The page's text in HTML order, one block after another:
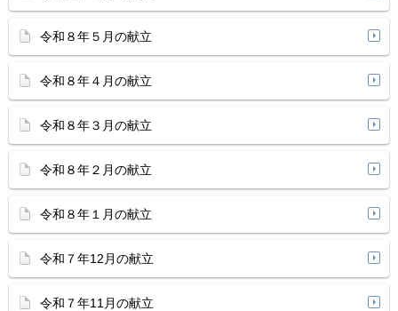
令和８年５月の献立
令和８年４月の献立
令和８年３月の献立
令和８年２月の献立
令和８年１月の献立
令和７年12月の献立
令和７年11月の献立